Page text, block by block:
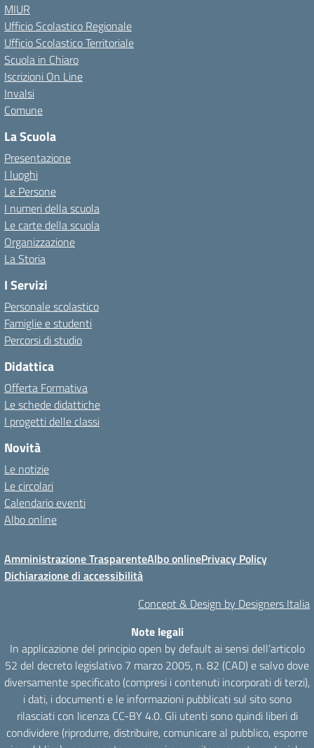
MIUR
Ufficio Scolastico Regionale
Ufficio Scolastico Territoriale
Scuola in Chiaro
Iscrizioni On Line
Invalsi
Comune
La Scuola
Presentazione
I luoghi
Le Persone
I numeri della scuola
Le carte della scuola
Organizzazione
La Storia
I Servizi
Personale scolastico
Famiglie e studenti
Percorsi di studio
Didattica
Offerta Formativa
Le schede didattiche
I progetti delle classi
Novità
Le notizie
Le circolari
Calendario eventi
Albo online
Amministrazione TrasparenteAlbo onlinePrivacy Policy
Dichiarazione di accessibilità
Concept & Design by Designers Italia
Note legali
In applicazione del principio open by default ai sensi dell’articolo
52 del decreto legislativo 7 marzo 2005, n. 82 (CAD) e salvo dove
diversamente specificato (compresi i contenuti incorporati di terzi),
i dati, i documenti e le informazioni pubblicati sul sito sono
rilasciati con licenza CC-BY 4.0. Gli utenti sono quindi liberi di
condividere (riprodurre, distribuire, comunicare al pubblico, esporre